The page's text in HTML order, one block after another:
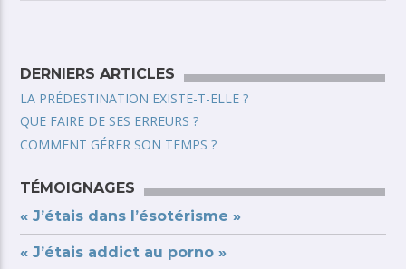
DERNIERS ARTICLES
LA PRÉDESTINATION EXISTE-T-ELLE ?
QUE FAIRE DE SES ERREURS ?
COMMENT GÉRER SON TEMPS ?
TÉMOIGNAGES
« J’étais dans l’ésotérisme »
« J’étais addict au porno »